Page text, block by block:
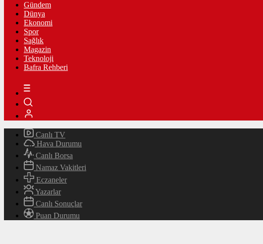
Gündem
Dünya
Ekonomi
Spor
Sağlık
Magazin
Teknoloji
Bafra Rehberi
Canlı TV
Hava Durumu
Canlı Borsa
Namaz Vakitleri
Eczaneler
Yazarlar
Canlı Sonuçlar
Puan Durumu